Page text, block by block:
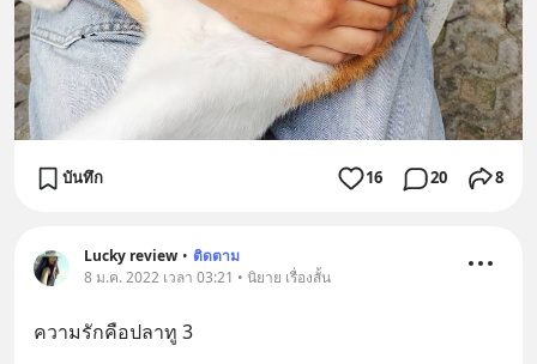
บันทึก 16 20 8
Lucky review • ติดตาม
8 ม.ค. 2022 เวลา 03:21 • นิยาย เรื่องสั้น
ความรักคือปลาทู 3